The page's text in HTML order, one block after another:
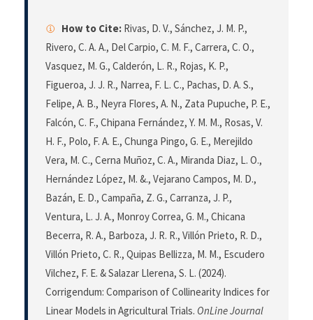
How to Cite: Rivas, D. V., Sánchez, J. M. P.,
Rivero, C. A. A., Del Carpio, C. M. F., Carrera, C. O.,
Vasquez, M. G., Calderón, L. R., Rojas, K. P.,
Figueroa, J. J. R., Narrea, F. L. C., Pachas, D. A. S.,
Felipe, A. B., Neyra Flores, A. N., Zata Pupuche, P. E.,
Falcón, C. F., Chipana Fernández, Y. M. M., Rosas, V.
H. F., Polo, F. A. E., Chunga Pingo, G. E., Merejildo
Vera, M. C., Cerna Muñoz, C. A., Miranda Diaz, L. O.,
Hernández López, M. &., Vejarano Campos, M. D.,
Bazán, E. D., Campaña, Z. G., Carranza, J. P.,
Ventura, L. J. A., Monroy Correa, G. M., Chicana
Becerra, R. A., Barboza, J. R. R., Villón Prieto, R. D.,
Villón Prieto, C. R., Quipas Bellizza, M. M., Escudero
Vilchez, F. E. & Salazar Llerena, S. L. (2024).
Corrigendum: Comparison of Collinearity Indices for
Linear Models in Agricultural Trials. OnLine Journal